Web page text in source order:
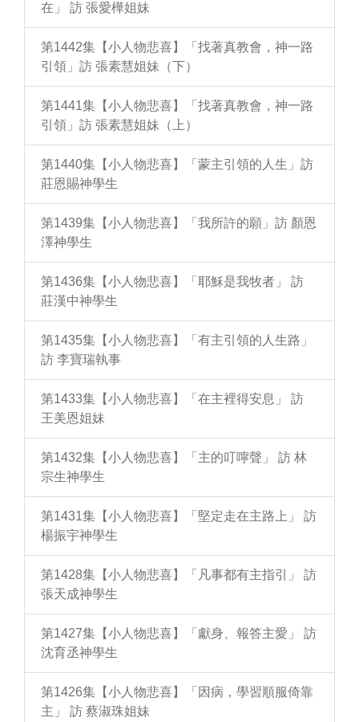
在」 訪 張愛樺姐妹
第1442集【小人物悲喜】「找著真教會，神一路
引領」訪 張素慧姐妹（下）
第1441集【小人物悲喜】「找著真教會，神一路
引領」訪 張素慧姐妹（上）
第1440集【小人物悲喜】「蒙主引領的人生」訪
莊恩賜神學生
第1439集【小人物悲喜】「我所許的願」訪 顏恩
澤神學生
第1436集【小人物悲喜】「耶穌是我牧者」 訪
莊漢中神學生
第1435集【小人物悲喜】「有主引領的人生路」
訪 李寶瑞執事
第1433集【小人物悲喜】「在主裡得安息」 訪
王美恩姐妹
第1432集【小人物悲喜】「主的叮嚀聲」 訪 林
宗生神學生
第1431集【小人物悲喜】「堅定走在主路上」 訪
楊振宇神學生
第1428集【小人物悲喜】「凡事都有主指引」 訪
張天成神學生
第1427集【小人物悲喜】「獻身、報答主愛」 訪
沈育丞神學生
第1426集【小人物悲喜】「因病，學習順服倚靠
主」 訪 蔡淑珠姐妹